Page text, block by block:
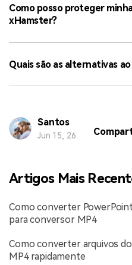
Como posso proteger
xHamster?
Quais são as alternativas
Santos
Jun 15, 26
Artigos Mais
Como converter
para conversor MP4
Como converter arquivos
MP4 rapidamente